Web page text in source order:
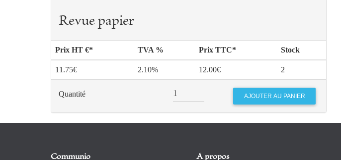
Revue papier
Prix HT €* TVA % Prix TTC* Stock
11.75€ 2.10% 12.00€ 2
Quantité
Communio A propos